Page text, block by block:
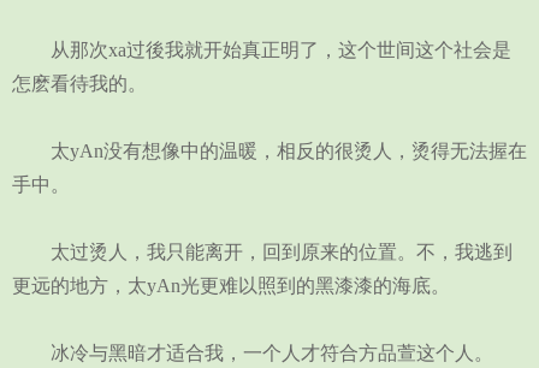
从那次xa过後我就开始真正明了，这个世间这个社会是
怎麽看待我的。
太yAn没有想像中的温暖，相反的很烫人，烫得无法握在
手中。
太过烫人，我只能离开，回到原来的位置。不，我逃到
更远的地方，太yAn光更难以照到的黑漆漆的海底。
冰冷与黑暗才适合我，一个人才符合方品萱这个人。